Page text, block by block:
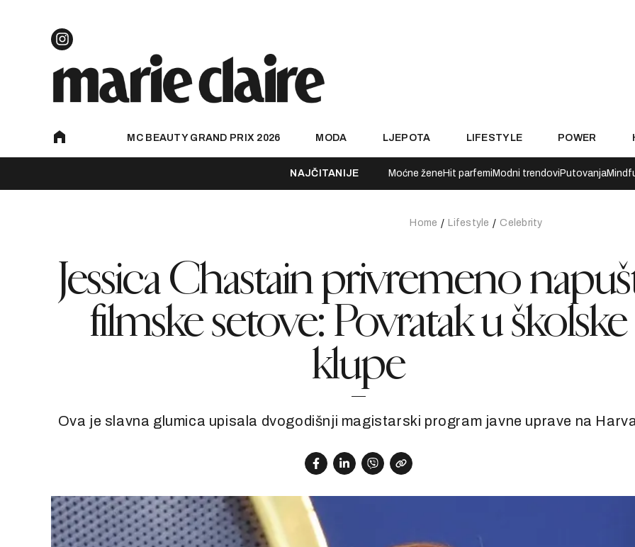
MC BEAUTY GRAND PRIX 2026 MODA LJEPOTA LIFESTYLE POWER
NAJČITANIJE Moćne žene Hit parfemi Modni trendovi Putovanja
Home Lifestyle Celebrity
Jessica Chastain privremeno
filmske setove: Povratak u školske
klupe
Ova je slavna glumica upisala dvogodišnji magistarski program javne uprave na